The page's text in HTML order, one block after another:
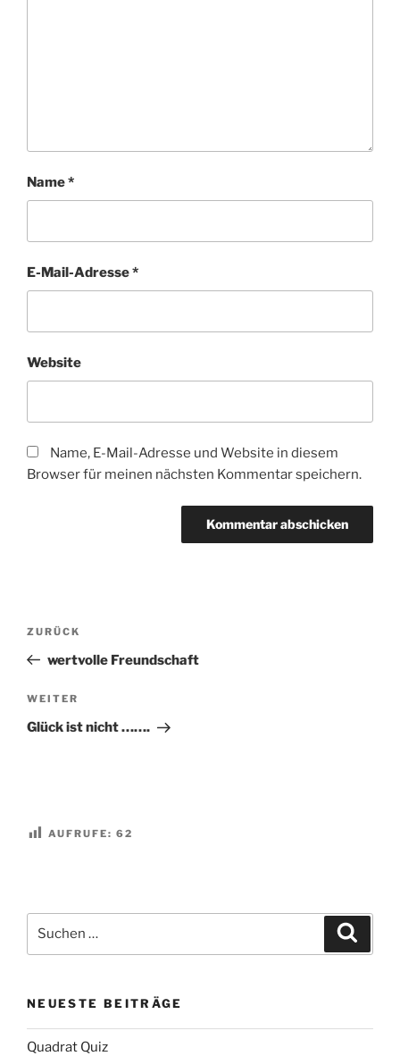
Name*
E-Mail-Adresse*
Website
Name, E-Mail-Adresse und Website in diesem
Browser für meinen nächsten Kommentar speichern.
Beitragsnavigation
Vorheriger
Beitrag
ZURÜCK
wertvolle Freundschaft
Nächster
Beitrag
WEITER
Glück ist nicht …….
AUFRUFE: 62
nach:
NEUESTE BEITRÄGE
Quadrat Quiz